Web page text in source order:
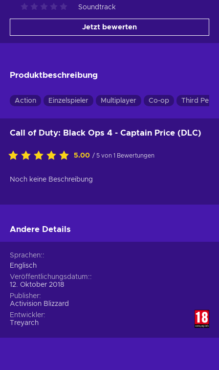
Soundtrack
Jetzt bewerten
Produktbeschreibung
Action Einzelspieler Multiplayer Co-op Third
Call of Duty: Black Ops 4 - Captain Price (DLC)
5.00 / 5 von 1 Bewertungen
Noch keine Beschreibung
Andere Details
Sprachen:
Englisch
Veröffentlichungsdatum:
12. Oktober 2018
Publisher
Activision Blizzard
Entwickler
Treyarch